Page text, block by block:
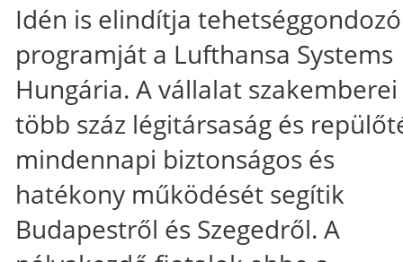
Idén is elindítja tehetséggondozó
programját a Lufthansa Systems
Hungária. A vállalat szakemberei
több száz légitársaság és
mindennapi biztonságos és
hatékony működését segítik
Budapestről és Szegedről. A